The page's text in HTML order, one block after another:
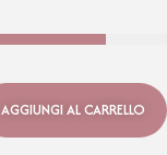
AGGIUNGI AL CARRELLO